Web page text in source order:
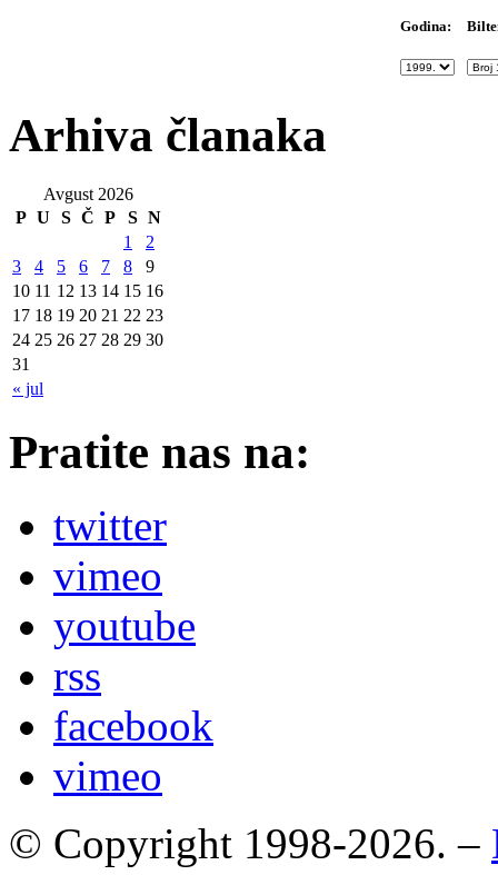
Godina:
Arhiva članaka
Avgust 2026
P U S Č P S N
« jul
1
2
3
4 5 6 7 8
9
10 11 12 13 14 15 16
17 18 19 20 21 22 23
24 25 26 27 28 29 30
31
Pratite nas na:
twitter
vimeo
youtube
rss
facebook
vimeo
© Copyright 1998-2026. –